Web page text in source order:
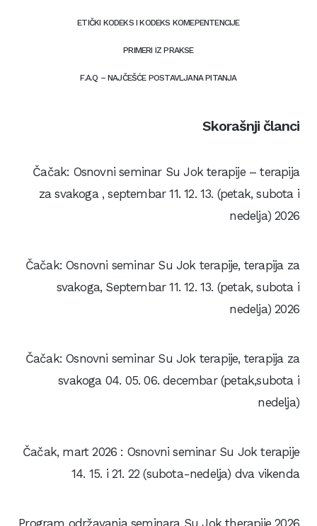
ETIČKI KODEKS I KODEKS KOMEPENTENCIJE
PRIMERI IZ PRAKSE
F.A.Q – NAJČEŠĆE POSTAVLJANA PITANJA
Skorašnji članci
Čačak: Osnovni seminar Su Jok terapije – terapija
za svakoga , septembar 11. 12. 13. (petak, subota i
nedelja) 2026
Čačak: Osnovni seminar Su Jok terapije, terapija za
svakoga, Septembar 11. 12. 13. (petak, subota i
nedelja) 2026
Čačak: Osnovni seminar Su Jok terapije, terapija za
svakoga 04. 05. 06. decembar (petak,subota i
nedelja)
Čačak, mart 2026 : Osnovni seminar Su Jok terapije
14. 15. i 21. 22 (subota-nedelja) dva vikenda
Program održavanja seminara Su Jok therapije 2026